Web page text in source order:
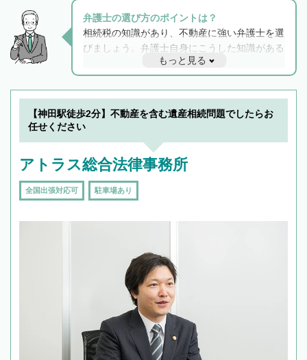
弁護士の選び方のポイントは？
相続税の知識があり、不動産に強い弁護士を選
びましょう。弁護士自身にこうした知識がある
と他士業との連携もスムーズに進み、トラブル
解決のみならず相続をトータルで任せることが
できます。また、相続は感情がからむ分野なの
でフィーリングも重要です。実際に電話や面談
で複数の弁護士と会話をしてウマが合う方に依
もっと見る
【神田駅徒歩2分】不動産を含む遺産相続問題でしたらお
任せください
アトラス総合法律事務所
全国出張対応可 駐車場あり